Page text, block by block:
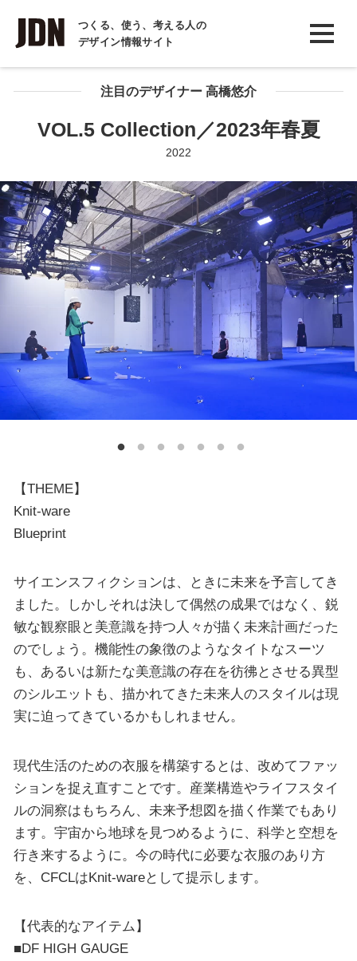
つくる、使う、考える人の
デザイン情報サイト
INTERVIEW
インタビュー
REPORT注目のデザイナー ⾼橋悠介
VOL.5 Collection／2023年春夏
2022
【THEME】
Knit-ware
Blueprint
サイエンスフィクションは、ときに未来を予⾔してき
ました。しかしそれは決して偶然の成果ではなく、鋭
敏な観察眼と美意識を持つ⼈々が描く未来計画だった
のでしょう。機能性の象徴のようなタイトなスーツ
も、あるいは新たな美意識の存在を彷彿とさせる異型
のシルエットも、描かれてきた未来⼈のスタイルは現
実に迫ってきているかもしれません。
現代⽣活のための⾐服を構築するとは、改めてファッ
ションを捉え直すことです。産業構造やライフスタイ
ルの洞察はもちろん、未来予想図を描く作業でもあり
ます。宇宙から地球を⾒つめるように、科学と空想を
⾏き来するように。今の時代に必要な⾐服のあり⽅
を、CFCLはKnit-wareとして提⽰します。
【代表的なアイテム】
■DF HIGH GAUGE